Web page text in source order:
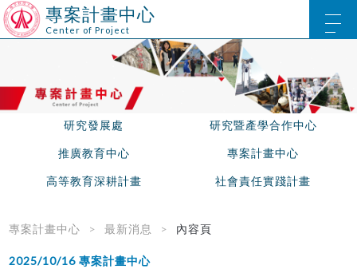
專案計畫中心
Center of Project
研究發展處 研究暨產學合作中心
推廣教育中心 專案計畫中心
高等教育深耕計畫 社會責任實踐計畫
專案計畫中心 最新消息 內容頁
2025/10/16專案計畫中心